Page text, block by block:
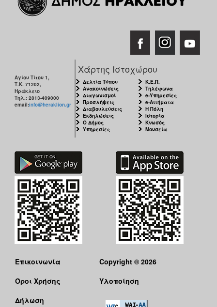
ΓΙΑ...Αγίου Τίτου 1,
Τ.Κ. 71202,
Ηράκλειο
Τηλ.: 2813-409000
email:info@heraklion.gr
Χάρτης Ιστοχώρου
Δελτία Τύπου
Ανακοινώσεις
Διαγωνισμοί
Προσλήψεις
Διαβουλεύσεις
Εκδηλώσεις
Ο Δήμος
Υπηρεσίες
Κ.Ε.Π.
Τηλέφωνα
e-Υπηρεσίες
e-Αιτήματα
Η Πόλη
Ιστορία
Κνωσός
Μουσεία
Επικοινωνία
Όροι Χρήσης
Δήλωση
Copyright © 2026
Υλοποίηση